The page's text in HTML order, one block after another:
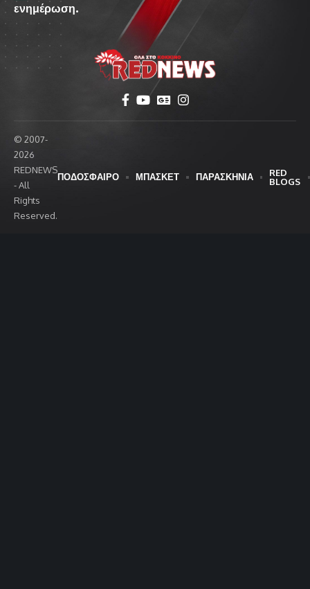
ενημέρωση.
© 2007-
2026
REDNEWS
- All
Rights
Reserved.
ΠΟΔΟΣΦΑΙΡΟ ΜΠΑΣΚΕΤ ΠΑΡΑΣΚΗΝΙΑ
RED
BLOGS